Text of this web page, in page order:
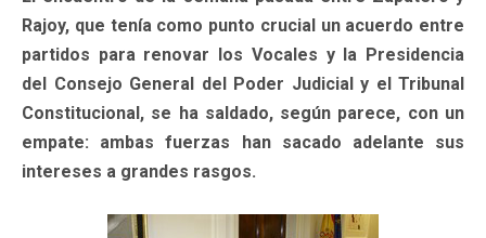
Rajoy, que tenía como punto crucial un acuerdo entre
partidos para renovar los Vocales y la Presidencia
del Consejo General del Poder Judicial y el Tribunal
Constitucional, se ha saldado, según parece, con un
empate: ambas fuerzas han sacado adelante sus
intereses a grandes rasgos.